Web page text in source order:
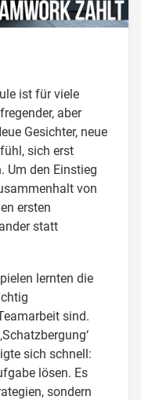
ist für viele
aber
Gesichter, neue
sich erst
Um den Einstieg
von
ersten
statt
lernten die
sind.
sich schnell:
lösen. Es
sondern